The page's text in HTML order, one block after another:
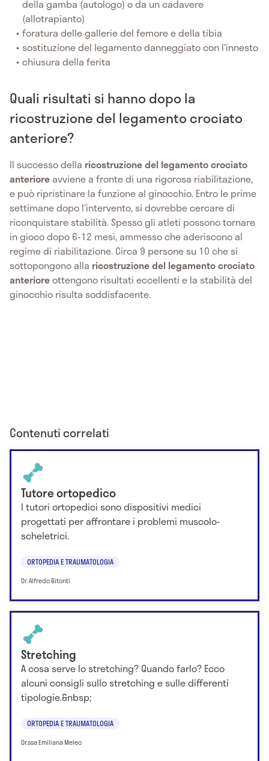
della gamba (autologo) o da un cadavere
(allotrapianto)
foratura delle gallerie del femore e della tibia
sostituzione del legamento danneggiato con l'innesto
chiusura della ferita
Quali risultati si hanno dopo la
ricostruzione del legamento crociato
anteriore?
Il successo della ricostruzione del legamento crociato
anteriore avviene a fronte di una rigorosa riabilitazione,
e può ripristinare la funzione al ginocchio. Entro le prime
settimane dopo l'intervento, si dovrebbe cercare di
riconquistare stabilità. Spesso gli atleti possono tornare
in gioco dopo 6-12 mesi, ammesso che aderiscono al
regime di riabilitazione. Circa 9 persone su 10 che si
sottopongono alla ricostruzione del legamento crociato
anterioreottengono risultati eccellenti e la stabilità del
ginocchio risulta soddisfacente.
Contenuti correlati
Tutore ortopedico
I tutori ortopedici sono dispositivi medici
progettati per affrontare i problemi muscolo-
scheletrici.
ORTOPEDIA E TRAUMATOLOGIA
Dr. Alfredo Bitonti
Stretching
A cosa serve lo stretching? Quando farlo? Ecco
alcuni consigli sullo stretching e sulle differenti
tipologie.&nbsp;
ORTOPEDIA E TRAUMATOLOGIA
Dr.ssa Emiliana Meleo